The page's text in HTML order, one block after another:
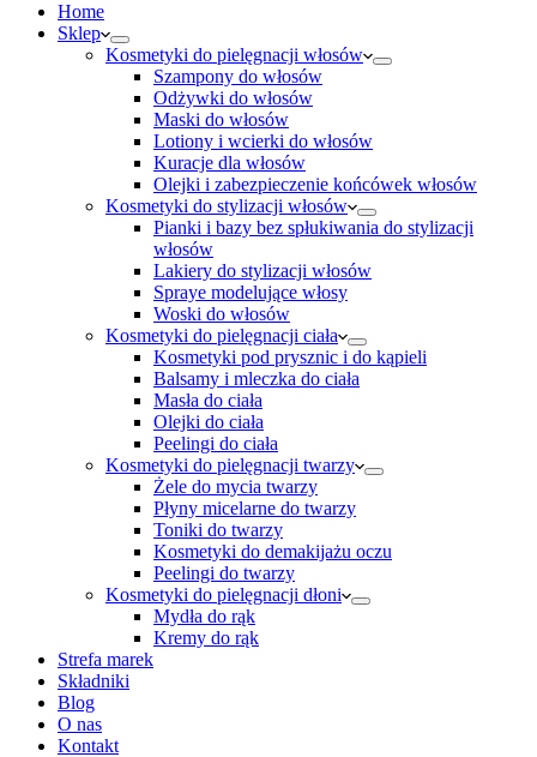
Home
Sklep
Kosmetyki do pielęgnacji włosów
Szampony do włosów
Odżywki do włosów
Maski do włosów
Lotiony i wcierki do włosów
Kuracje dla włosów
Olejki i zabezpieczenie końcówek włosów
Kosmetyki do stylizacji włosów
Pianki i bazy bez spłukiwania do stylizacji
włosów
Lakiery do stylizacji włosów
Spraye modelujące włosy
Woski do włosów
Kosmetyki do pielęgnacji ciała
Kosmetyki pod prysznic i do kąpieli
Balsamy i mleczka do ciała
Masła do ciała
Olejki do ciała
Peelingi do ciała
Kosmetyki do pielęgnacji twarzy
Żele do mycia twarzy
Płyny micelarne do twarzy
Toniki do twarzy
Kosmetyki do demakijażu oczu
Peelingi do twarzy
Kosmetyki do pielęgnacji dłoni
Mydła do rąk
Kremy do rąk
Strefa marek
Składniki
Blog
O nas
Kontakt